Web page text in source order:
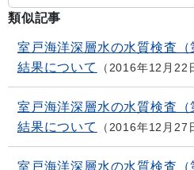
類似記事
室戸海洋深層水の水質検査（
結果について
2016年12月22
室戸海洋深層水の水質検査（
結果について
2016年12月27
室戸海洋深層水の水質検査（